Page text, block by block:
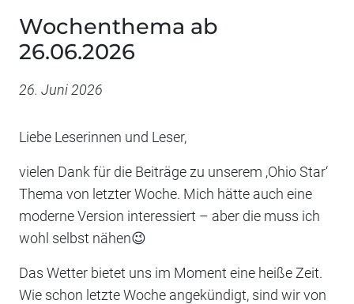
Wochenthema ab
26.06.2026
Datum
26. Juni 2026
Liebe Leserinnen und Leser,
vielen Dank für die Beiträge zu unserem ‚Ohio Star‘
Thema von letzter Woche. Mich hätte auch eine
moderne Version interessiert – aber die muss ich
wohl selbst nähen😉
Das Wetter bietet uns im Moment eine heiße Zeit.
Wie schon letzte Woche angekündigt, sind wir von